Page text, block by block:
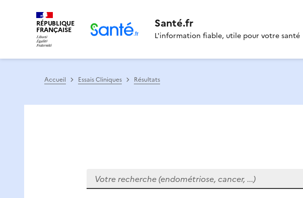
RÉPUBLIQUE
FRANÇAISE Santé.fr
L'information fiable, utile pour votre santé
Accueil Essais Cliniques Résultats
Votre recherche (endométriose, cancer, ...)